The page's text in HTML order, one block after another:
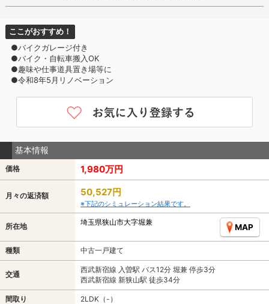
ここがおすすめ！
●バイクガレージ付き
●バイク・自転車搬入OK
●趣味や仕事道具置き場等に
●令和8年5月リノベーション
基本情報
価格 1,980万円
月々の返済額 50,527円
※下記のシミュレーション結果です。
所在地 埼玉県狭山市大字堀兼
MAP
種類 中古一戸建て
交通
西武新宿線 入曽駅 バス12分 堀兼 停歩3分
西武新宿線 新狭山駅 徒歩34分
間取り 2LDK（-）